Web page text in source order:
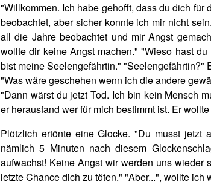
"Willkommen. Ich habe gehofft, dass du dich
beobachtet, aber sicher konnte ich mir nicht
all die Jahre beobachtet und mir Angst
wollte dir keine Angst machen." "Wieso hast
bist meine Seelengefährtin." "Seelengefährtin?"
"Was wäre geschehen wenn ich die andere
"Dann wärst du jetzt Tod. Ich bin kein Mensch
er herausfand wer für mich bestimmt ist. Er
Plötzlich ertönte eine Glocke. "Du musst jetzt
nämlich 5 Minuten nach diesem
aufwachst! Keine Angst wir werden uns wieder
letzte Chance dich zu töten." "Aber...", wollte